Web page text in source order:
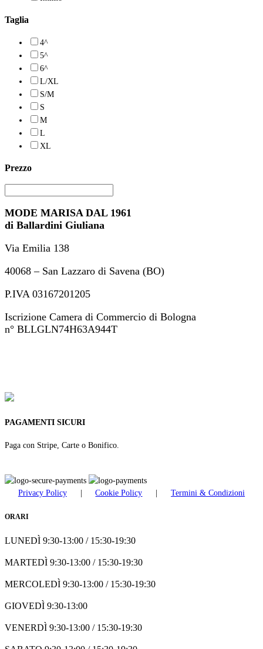
Taglia
4^
5^
6^
L/XL
S/M
S
M
L
XL
Prezzo
MODE MARISA DAL 1961
di Ballardini Giuliana
Via Emilia 138
40068 – San Lazzaro di Savena (BO)
P.IVA 03167201205
Iscrizione Camera di Commercio di Bologna
n° BLLGLN74H63A944T
PAGAMENTI SICURI
Paga con Stripe, Carte o Bonifico.
Privacy Policy | Cookie Policy | Termini & Condizioni
ORARI
LUNEDÌ 9:30-13:00 / 15:30-19:30
MARTEDÌ 9:30-13:00 / 15:30-19:30
MERCOLEDÌ 9:30-13:00 / 15:30-19:30
GIOVEDÌ 9:30-13:00
VENERDÌ 9:30-13:00 / 15:30-19:30